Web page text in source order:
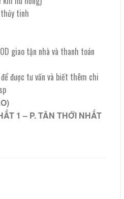
₫.
tinh
giao tận nhà và thanh toán
được tư vấn và biết thêm chi
1 – P. TÂN THỚI NHẤT